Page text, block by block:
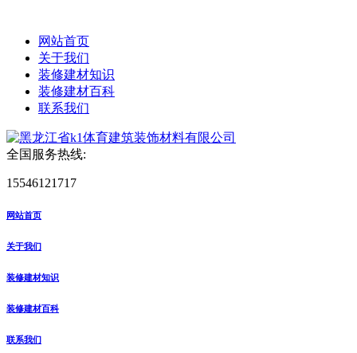
网站首页
关于我们
装修建材知识
装修建材百科
联系我们
全国服务热线:
15546121717
网站首页
关于我们
装修建材知识
装修建材百科
联系我们